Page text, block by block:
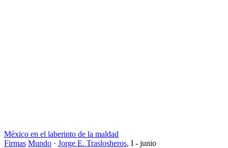
México en el laberinto de la maldad
Firmas Mundo · Jorge E. Traslosheros, I - junio